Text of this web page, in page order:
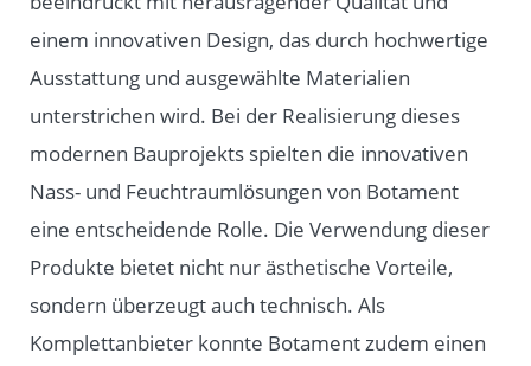
einem innovativen Design, das durch hochwertige
Ausstattung und ausgewählte Materialien
unterstrichen wird. Bei der Realisierung dieses
modernen Bauprojekts spielten die innovativen
Nass- und Feuchtraumlösungen von Botament
eine entscheidende Rolle. Die Verwendung dieser
Produkte bietet nicht nur ästhetische Vorteile,
sondern überzeugt auch technisch. Als
Komplettanbieter konnte Botament zudem einen